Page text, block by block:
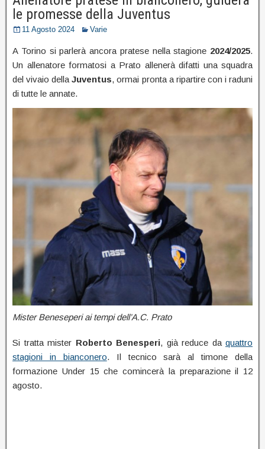
le promesse della Juventus
11 Agosto 2024 Varie
A Torino si parlerà ancora pratese nella stagione 2024/2025.
Un allenatore formatosi a Prato allenerà difatti una squadra
del vivaio dellaJuventus, ormai pronta a ripartire con i raduni
di tutte le annate.
Mister Beneseperi ai tempi dell’A.C. Prato
Si tratta mister Roberto Benesperi, già reduce da quattro
stagioni in bianconero. Il tecnico sarà al timone della
formazione Under 15 che comincerà la preparazione il 12
agosto.